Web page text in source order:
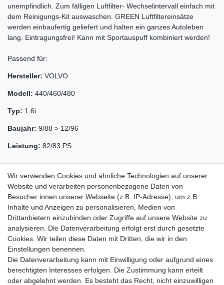
unempfindlich. Zum fälligen Luftfilter- Wechselintervall einfach mit
dem Reinigungs-Kit auswaschen. GREEN Luftfiltereinsätze
werden einbaufertig geliefert und halten ein ganzes Autoleben
lang. Eintragungsfrei! Kann mit Sportauspuff kombiniert werden!
Passend für:
Hersteller: VOLVO
Modell: 440/460/480
Typ: 1.6i
Baujahr: 9/88 > 12/96
Leistung: 82/83 PS
Zahlung und Versand
Impressum Daten­schutz­erklärung AGB
Wir verwenden Cookies und ähnliche Technologien auf unserer
Website und verarbeiten personenbezogene Daten von
Besucher:innen unserer Webseite (z.B. IP-Adresse), um z.B.
Inhalte und Anzeigen zu personalisieren, Medien von
Drittanbietern einzubinden oder Zugriffe auf unsere Website zu
analysieren. Die Datenverarbeitung erfolgt erst durch gesetzte
Cookies. Wir teilen diese Daten mit Dritten, die wir in den
Einstellungen benennen.
Die Datenverarbeitung kann mit Einwilligung oder aufgrund eines
berechtigten Interesses erfolgen. Die Zustimmung kann erteilt
oder abgelehnt werden. Es besteht das Recht, nicht einzuwilligen